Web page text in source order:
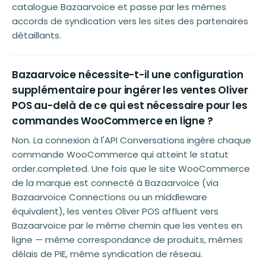
catalogue Bazaarvoice et passe par les mêmes
accords de syndication vers les sites des partenaires
détaillants.
Bazaarvoice nécessite-t-il une configuration
supplémentaire pour ingérer les ventes Oliver
POS au-delà de ce qui est nécessaire pour les
commandes WooCommerce en ligne ?
Non. La connexion à l'API Conversations ingère chaque
commande WooCommerce qui atteint le statut
order.completed. Une fois que le site WooCommerce
de la marque est connecté à Bazaarvoice (via
Bazaarvoice Connections ou un middleware
équivalent), les ventes Oliver POS affluent vers
Bazaarvoice par le même chemin que les ventes en
ligne — même correspondance de produits, mêmes
délais de PIE, même syndication de réseau.